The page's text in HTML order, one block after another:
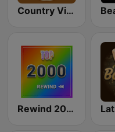
Country Vibes
Rewind 2000's